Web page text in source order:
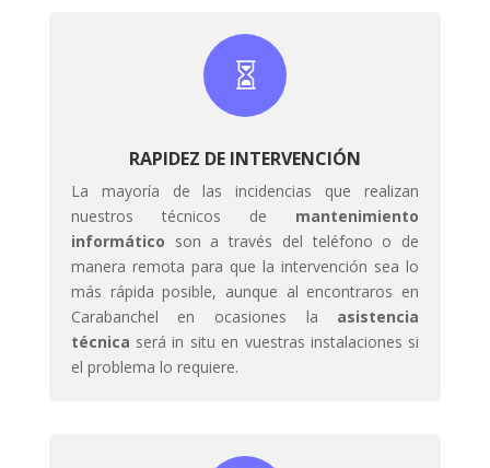

RAPIDEZ DE INTERVENCIÓN
La mayoría de las incidencias que realizan
nuestros técnicos de mantenimiento
informático son a través del teléfono o de
manera remota para que la intervención sea lo
más rápida posible, aunque al encontraros en
Carabanchel en ocasiones la asistencia
técnica será in situ en vuestras instalaciones si
el problema lo requiere.